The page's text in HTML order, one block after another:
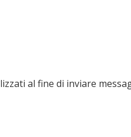
al fine di inviare